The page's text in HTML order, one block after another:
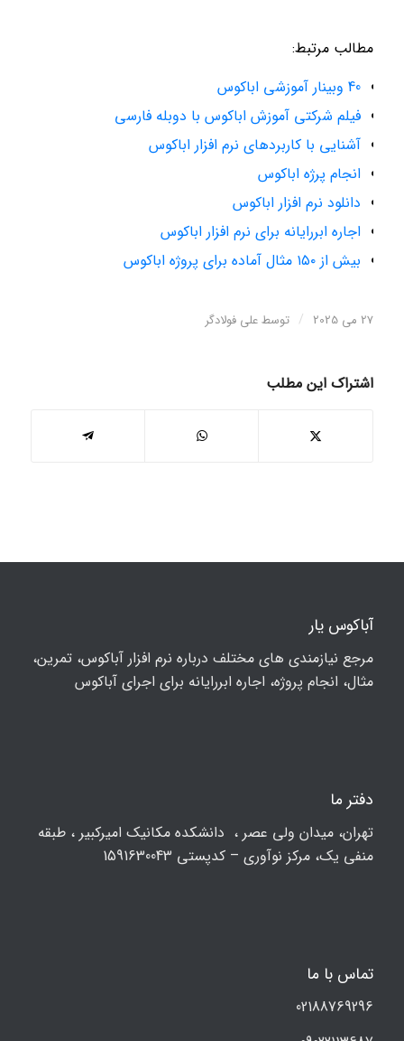
مطالب مرتبط:
40 وبینار آموزشی اباکوس
فیلم شرکتی آموزش اباکوس با دوبله فارسی
آشنایی با کاربردهای نرم افزار اباکوس
انجام پرژه اباکوس
دانلود نرم افزار اباکوس
اجاره ابررایانه برای نرم افزار اباکوس
بیش از ۱۵۰ مثال آماده برای پروژه اباکوس
27 می 2025 / توسطعلی فولادگر
اشتراک این مطلب
آباکوس یار
مرجع نیازمندی های مختلف درباره نرم افزار آباکوس، تمرین،
مثال، انجام پروژه، اجاره ابررایانه برای اجرای آباکوس
دفتر ما
تهران، ميدان ولي عصر ، دانشکده مكانيك امیرکبیر ، طبقه
منفی یک، مرکز نوآوری – کدپستی 1591630043
تماس با ما
02188769296